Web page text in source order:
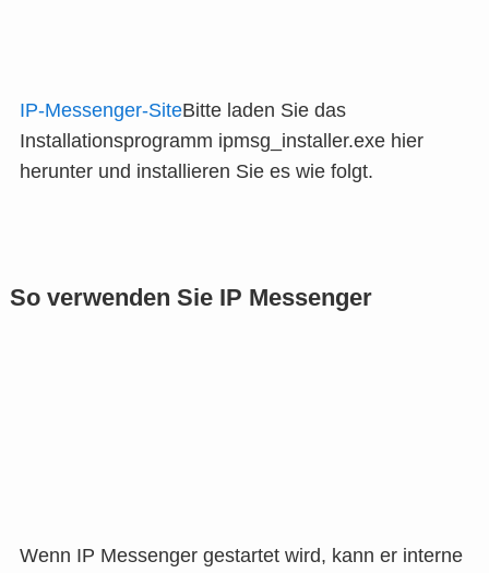
IP-Messenger-SiteBitte laden Sie das
Installationsprogramm ipmsg_installer.exe hier
herunter und installieren Sie es wie folgt.
So verwenden Sie IP Messenger
Wenn IP Messenger gestartet wird, kann er interne